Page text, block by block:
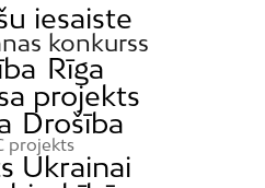
iesaiste
konkurss
Rīga
projekts
Drošība
projekts
Ukrainai